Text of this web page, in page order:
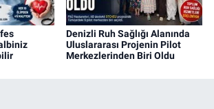
Denizli Ruh Sağlığı Alanında
Uluslararası Projenin Pilot
Merkezlerinden Biri Oldu